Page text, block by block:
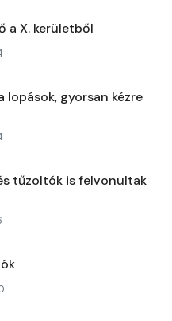
a X. kerületből
lopások, gyorsan kézre
tűzoltók is felvonultak